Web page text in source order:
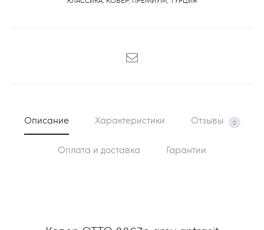
SHARE
Описание Характеристики Отзывы 0
Оплата и доставка Гарантии